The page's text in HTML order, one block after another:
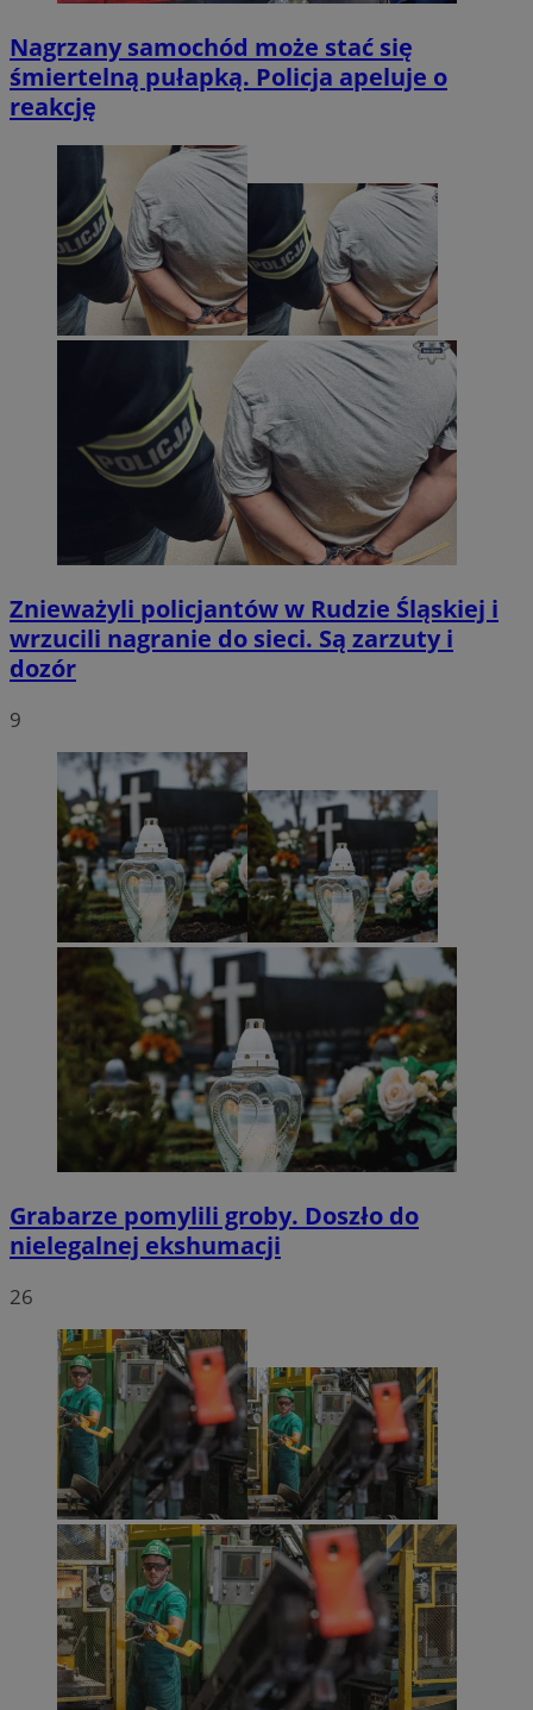
Nagrzany samochód może stać się
śmiertelną pułapką. Policja apeluje o
reakcję
Znieważyli policjantów w Rudzie Śląskiej i
wrzucili nagranie do sieci. Są zarzuty i
dozór
9
Grabarze pomylili groby. Doszło do
nielegalnej ekshumacji
26